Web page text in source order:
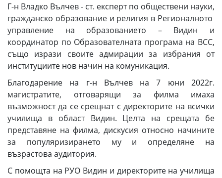
Г-н Владко Вълчев - ст. експерт по обществени науки,
гражданско образование и религия в Регионалното
управление на образованието – Видин и
координатор по Образователната програма на ВСС,
също изрази своите адмирации за избрания от
институциите нов начин на комуникация.
Благодарение на г-н Вълчев на 7 юни 2022г.
магистратите, отговарящи за филма имаха
възможност да се срещнат с директорите на всички
училища в област Видин. Целта на срещата бе
представяне на филма, дискусия относно начините
за популяризирането му и определяне на
възрастова аудитория.
С помощта на РУО Видин и директорите на училища